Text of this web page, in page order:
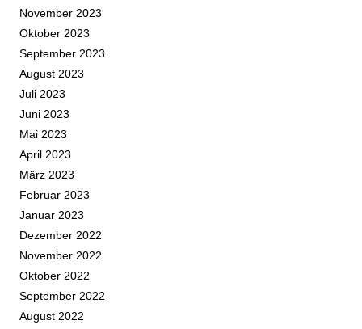
November 2023
Oktober 2023
September 2023
August 2023
Juli 2023
Juni 2023
Mai 2023
April 2023
März 2023
Februar 2023
Januar 2023
Dezember 2022
November 2022
Oktober 2022
September 2022
August 2022